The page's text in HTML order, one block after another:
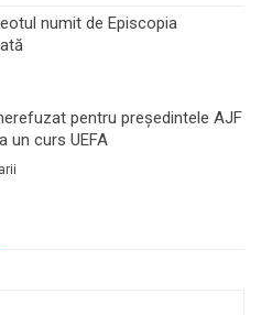
numit de Episcopia
pentru preşedintele AJF
un curs UEFA